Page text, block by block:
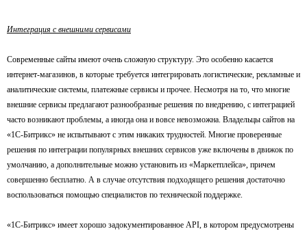
Интеграция с внешними сервисами
Современные сайты имеют очень сложную структуру. Это особенно касается
интернет-магазинов, в которые требуется интегрировать логистические, рекламные и
аналитические системы, платежные сервисы и прочее. Несмотря на то, что многие
внешние сервисы предлагают разнообразные решения по внедрению, с интеграцией
часто возникают проблемы, а иногда она и вовсе невозможна. Владельцы сайтов на
«1С-Битрикс» не испытывают с этим никаких трудностей. Многие проверенные
решения по интеграции популярных внешних сервисов уже включены в движок по
умолчанию, а дополнительные можно установить из «Маркетплейса», причем
совершенно бесплатно. А в случае отсутствия подходящего решения достаточно
воспользоваться помощью специалистов по технической поддержке.
«1С-Битрикс» имеет хорошо задокументированное API, в котором предусмотрены